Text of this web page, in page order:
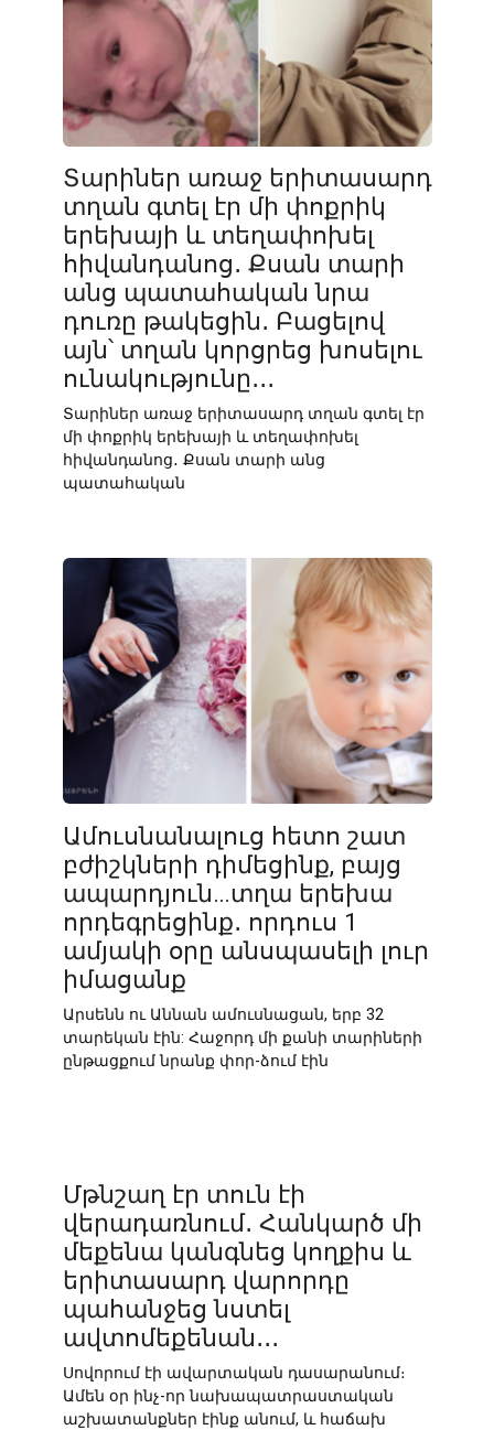
Տարիներ առաջ երիտասարդ
տղան գտել էր մի փոքրիկ
երեխայի և տեղափոխել
հիվանդանոց․ Քսան տարի
անց պատահական նրա
դուռը թակեցին․ Բացելով
այն՝ տղան կորցրեց խոսելու
ունակությունը․․․
Տարիներ առաջ երիտասարդ տղան գտել էր
մի փոքրիկ երեխայի և տեղափոխել
հիվանդանոց․ Քսան տարի անց
պատահական
Ամուսնանալուց հետո շատ
բժիշկների դիմեցինք, բայց
ապարդյուն…տղա երեխա
որդեգրեցինք․ որդուս 1
ամյակի օրը անսպասելի լուր
իմացանք
Արսենն ու Աննան ամուսնացան, երբ 32
տարեկան էին: Հաջորդ մի քանի տարիների
ընթացքում նրանք փոր-ձում էին
Մթնշաղ էր տուն էի
վերադառնում․ Հանկարծ մի
մեքենա կանգնեց կողքիս և
երիտասարդ վարորդը
պահանջեց նստել
ավտոմեքենան․․․
Սովորում էի ավարտական դասարանում։
Ամեն օր ինչ-որ նախապատրաստական
աշխատանքներ էինք անում, և հաճախ